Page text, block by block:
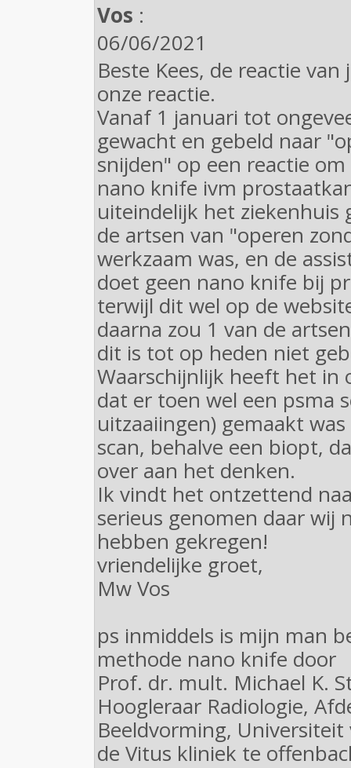
Vos :
06/06/2021
Beste Kees, de reactie
onze reactie.
Vanaf 1 januari tot
gewacht en gebeld naar
snijden" op een reactie
nano knife ivm
uiteindelijk het ziekenhuis
de artsen van "operen
werkzaam was, en de
doet geen nano knife bij
terwijl dit wel op de
daarna zou 1 van de
dit is tot op heden niet
Waarschijnlijk heeft het in
dat er toen wel een psma
uitzaaiingen) gemaakt
scan, behalve een biopt,
over aan het denken.
Ik vindt het ontzettend
serieus genomen daar wij
hebben gekregen!
vriendelijke groet,
Mw Vos
ps inmiddels is mijn man
methode nano knife door
Prof. dr. mult. Michael K.
Hoogleraar Radiologie,
Beeldvorming, Universiteit
de Vitus kliniek te